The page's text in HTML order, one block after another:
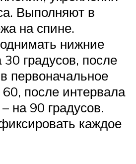
Выполняют в
на спине.
нижние
30 градусов, после
первоначальное
после интервала
на 90 градусов.
каждое